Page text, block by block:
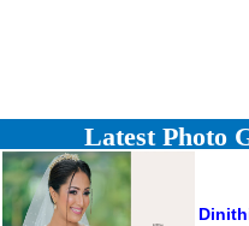
Latest Photo